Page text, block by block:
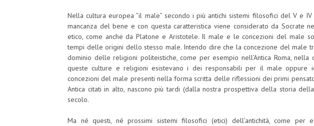
Nella cultura europea ”il male” secondo i più antichi sistemi filosofici del V e
mancanza del bene e con questa caratteristica viene considerato da Socrate
etico, come anche da Platone e Aristotele. Il male e le concezioni del male
tempi delle origini dello stesso male. Intendo dire che la concezione del male
dominio delle religioni politeistiche, come per esempio nell’Antica Roma, nella
queste culture e religioni esistevano i dei responsabili per il male oppure
concezioni del male presenti nella forma scritta delle riflessioni dei primi
Antica citati in alto, nascono più tardi (dalla nostra prospettiva della storia
secolo.
Ma né questi, né prossimi sistemi filosofici (etici) dell’antichità, come per